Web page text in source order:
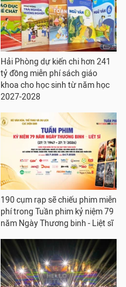
Hải Phòng dự kiến chi hơn 241
tỷ đồng miễn phí sách giáo
khoa cho học sinh từ năm học
2027-2028
190 cụm rạp sẽ chiếu phim miễn
phí trong Tuần phim kỷ niệm 79
năm Ngày Thương binh - Liệt sĩ